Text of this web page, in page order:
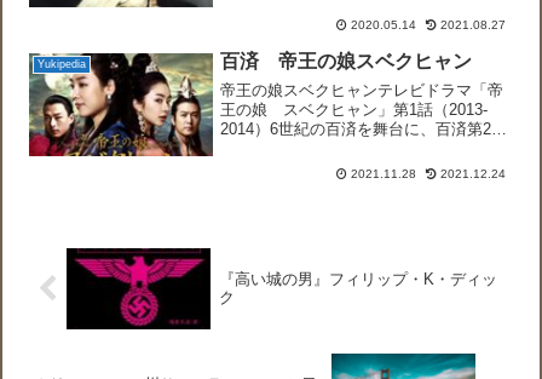
A.ピアッツァ M.ソレーラ改訂 初演
2020.05.14 2021.08.27
Yukipedia 百済 帝王の娘スベクヒャン
帝王の娘スベクヒャンテレビドラマ「帝
王の娘 スベクヒャン」第1話（2013-
2014）6世紀の百済を舞台に、百済第25
命を描いた韓国ドラマ。豪族ペク・カ
2021.11.28 2021.12.24
『高い城の男』フィリップ・K・ディッ
ク